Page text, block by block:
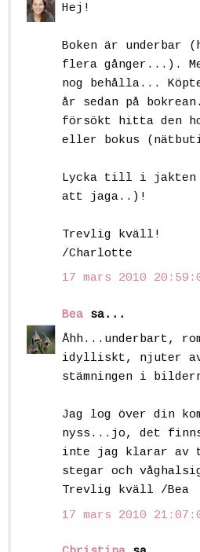
Hej!
Boken är underbar
flera gånger...).
nog behålla...
år sedan på
försökt hitta den
eller bokus
Lycka till i jakten
att jaga..)!
Trevlig kväll!
/Charlotte
17 mars 2010
Bea sa...
Åhh...underbart,
idylliskt, njuter av
stämningen i
Jag log över din
nyss...jo, det finns
inte jag klarar av
stegar och
Trevlig kväll /Bea
17 mars 2010